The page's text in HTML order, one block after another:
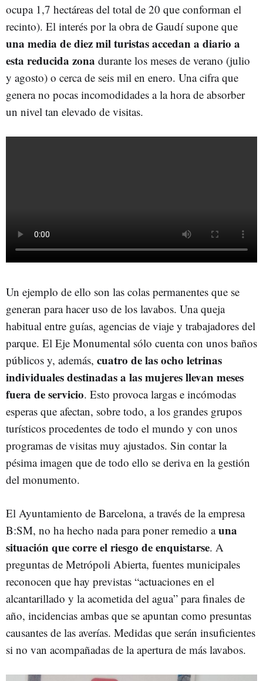
ocupa 1,7 hectáreas del total de 20 que conforman el
recinto). El interés por la obra de Gaudí supone que
una media de diez mil turistas accedan a diario a
esta reducida zona durante los meses de verano (julio
y agosto) o cerca de seis mil en enero. Una cifra que
genera no pocas incomodidades a la hora de absorber
un nivel tan elevado de visitas.
Un ejemplo de ello son las colas permanentes que se
generan para hacer uso de los lavabos. Una queja
habitual entre guías, agencias de viaje y trabajadores del
parque. El Eje Monumental sólo cuenta con unos baños
públicos y, además, cuatro de las ocho letrinas
individuales destinadas a las mujeres llevan meses
fuera de servicio. Esto provoca largas e incómodas
esperas que afectan, sobre todo, a los grandes grupos
turísticos procedentes de todo el mundo y con unos
programas de visitas muy ajustados. Sin contar la
pésima imagen que de todo ello se deriva en la gestión
del monumento.
El Ayuntamiento de Barcelona, a través de la empresa
B:SM, no ha hecho nada para poner remedio auna
situación que corre el riesgo de enquistarse. A
preguntas de Metrópoli Abierta, fuentes municipales
reconocen que hay previstas “actuaciones en el
alcantarillado y la acometida del agua” para finales de
año, incidencias ambas que se apuntan como presuntas
causantes de las averías. Medidas que serán insuficientes
si no van acompañadas de la apertura de más lavabos.